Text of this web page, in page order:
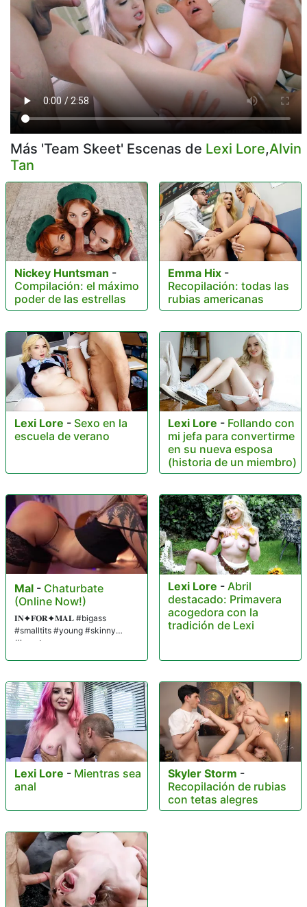
Más 'Team Skeet' Escenas de Lexi Lore,Alvin
Tan
Nickey Huntsman -
Compilación: el máximo
poder de las estrellas
Emma Hix -
Recopilación: todas las
rubias americanas
Lexi Lore - Sexo en la
escuela de verano
Lexi Lore - Follando con
mi jefa para convertirme
en su nueva esposa
(historia de un miembro)
Mal - Chaturbate
(Online Now!)
𝐈𝐍✦𝐅𝐎𝐑✦𝐌𝐀𝐋 #bigass
#smalltits #young #skinny
#beauty
Lexi Lore - Abril
destacado: Primavera
acogedora con la
tradición de Lexi
Lexi Lore - Mientras sea
anal
Skyler Storm -
Recopilación de rubias
con tetas alegres